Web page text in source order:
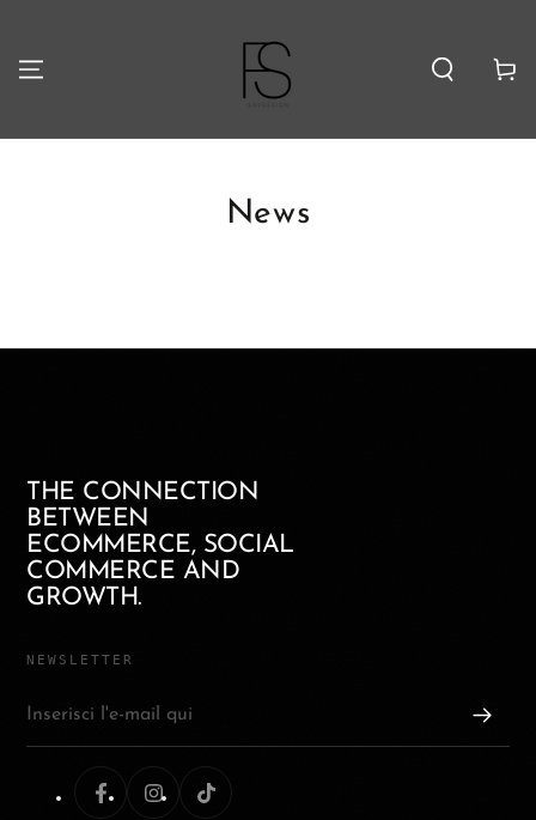
Carello
News
THE CONNECTION
BETWEEN
ECOMMERCE, SOCIAL
COMMERCE AND
GROWTH.
NEWSLETTER
Inserisci l'e-mail qui